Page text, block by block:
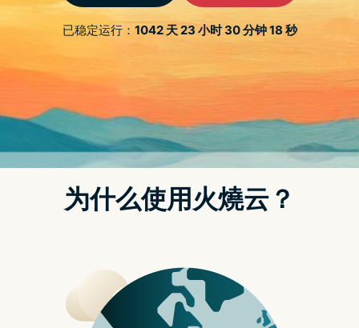
此，微软仍然有一个「AI 责任」办公室，该办公室负责制定规则
和原则，以管理公司的 AI 倡议。
微软在一份声明中表示：「微软致力於安全、负责任地开发人工
智能产品和体验，并通过投资於人员、程序和合作夥伴来实现这
一点。在过去的六年中，我们增加了产品团队和负责任的人工智
能办公室的人数，他们与我们在微软的所有人一起负责确保我们
把人工智能原则付诸实践。我们感谢道德和社会在帮助我们负责
任的人工智能旅程上所做的开创性工作。」
但员工表示，道德和社会团队在确保公司的负责任人工智能原则
最近，该团队一直在努力确定微软在其整套产品中采用 OpenAI
技术带来的风险。该团队在 2020 年达到最大规模，当时包括约